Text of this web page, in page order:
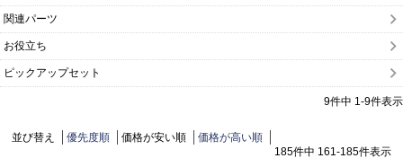
関連パーツ
お役立ち
ピックアップセット
9件中 1-9件表示
並び替え 優先度順 価格が安い順
価格が高い順
185件中 161-185件表示